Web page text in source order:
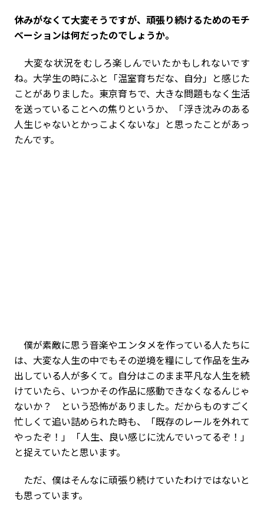
――休みがなくて大変そうですが、頑張り続けるためのモチ
ベーションは何だったのでしょうか。
大変な状況をむしろ楽しんでいたかもしれないです
ね。大学生の時にふと「温室育ちだな、自分」と感じた
ことがありました。東京育ちで、大きな問題もなく生活
を送っていることへの焦りというか、「浮き沈みのある
人生じゃないとかっこよくないな」と思ったことがあっ
たんです。
僕が素敵に思う音楽やエンタメを作っている人たちに
は、大変な人生の中でもその逆境を糧にして作品を生み
出している人が多くて。自分はこのまま平凡な人生を続
けていたら、いつかその作品に感動できなくなるんじゃ
ないか？ という恐怖がありました。だからものすごく
忙しくて追い詰められた時も、「既存のレールを外れて
やったぞ！」「人生、良い感じに沈んでいってるぞ！」
と捉えていたと思います。
ただ、僕はそんなに頑張り続けていたわけではないと
も思っています。